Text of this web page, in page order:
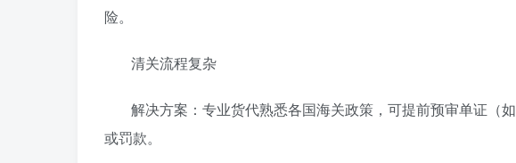
险。
‌清关流程复杂‌
解决方案‌：专业货代熟悉各国海关政策，可提前预审单证（
或罚款。